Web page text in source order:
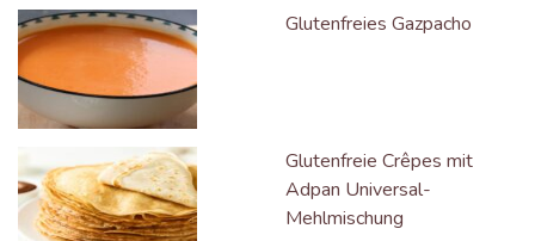
Glutenfreies Gazpacho
Glutenfreie Crêpes mit
Adpan Universal-
Mehlmischung